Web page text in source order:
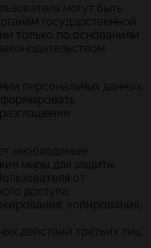
могут быть
государственной
только по основаниям
персональных данных
необходимые
меры для защиты
от
доступа,
копирования,
действий третьих лиц.